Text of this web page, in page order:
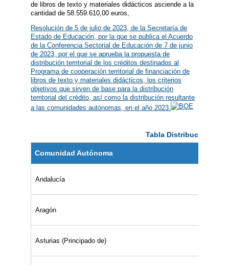
de libros de texto y materiales didácticos asciende a la
cantidad de 58.559.610,00 euros,
Resolución de 5 de julio de 2023, de la Secretaría de
Estado de Educación, por la que se publica el Acuerdo
de la Conferencia Sectorial de Educación de 7 de junio
de 2023, por el que se aprueba la propuesta de
distribución territorial de los créditos destinados al
Programa de cooperación territorial de financiación de
libros de texto y materiales didácticos, los criterios
objetivos que sirven de base para la distribución
territorial del crédito, así como la distribución resultante
a las comunidades autónomas, en el año 2023.
Tabla Distribución
Comunidad Autónoma
Andalucía
Aragón
Asturias (Principado de)